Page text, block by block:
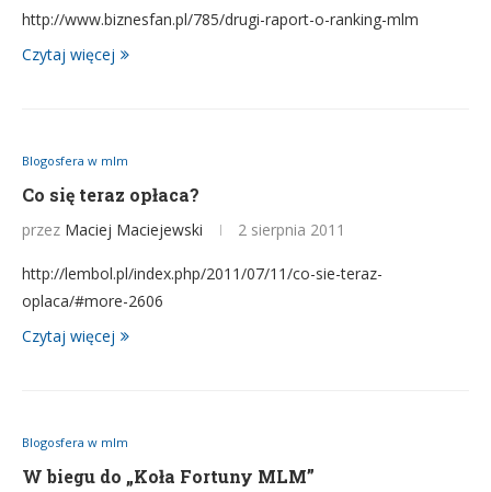
http://www.biznesfan.pl/785/drugi-raport-o-ranking-mlm
Czytaj więcej
Blogosfera w mlm
Co się teraz opłaca?
przez Maciej Maciejewski 2 sierpnia 2011
http://lembol.pl/index.php/2011/07/11/co-sie-teraz-
oplaca/#more-2606
Czytaj więcej
Blogosfera w mlm
W biegu do „Koła Fortuny MLM”